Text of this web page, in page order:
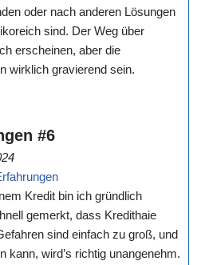
oder nach anderen Lösungen
sind. Der Weg über
erscheinen, aber die
wirklich gravierend sein.
#6
Kredit bin ich gründlich
gemerkt, dass Kredithaie
sind einfach zu groß, und
kann, wird’s richtig unangenehm.